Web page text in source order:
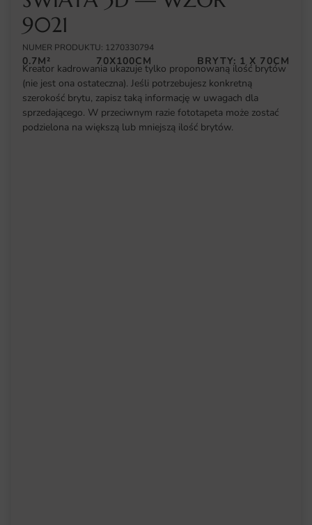
9021
NUMER PRODUKTU: 1270330794
0.7M² 70X100CM BRYTY: 1 X 70CM
Kreator kadrowania ukazuje tylko proponowaną ilość brytów
(nie jest ona ostateczna). Jeśli potrzebujesz konkretną
szerokość brytu, zapisz taką informację w uwagach dla
sprzedającego. W przeciwnym razie fototapeta może zostać
podzielona na większą lub mniejszą ilość brytów.